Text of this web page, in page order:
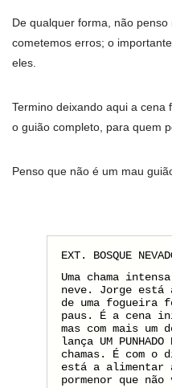
De qualquer forma, não
cometemos erros; o
eles.
Termino deixando aqui a cena
o guião completo, para quem
Penso que não é um mau
EXT. BOSQUE
Uma chama
neve. Jorge está
de uma fogueira
paus. É a cena
mas com mais um
lança UM
chamas. É com o
está a alimentar
pormenor que